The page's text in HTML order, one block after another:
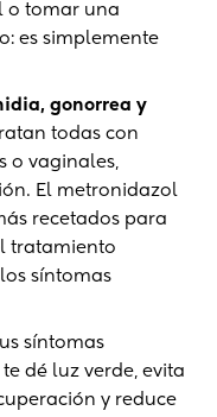
o tomar una
es simplemente
gonorrea y
todas con
o vaginales,
El metronidazol
recetados para
tratamiento
síntomas
síntomas
dé luz verde, evita
y reduce